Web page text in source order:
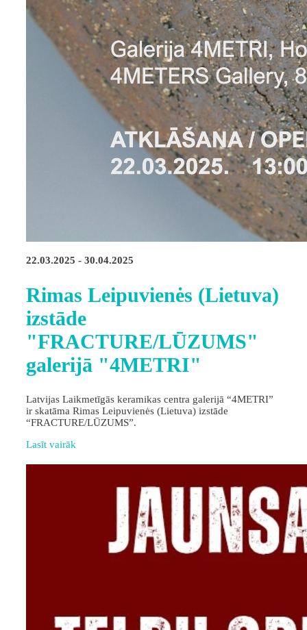
22.03.2025 - 30.04.2025
Rimas Leipuvienės (Lietuva)
izstāde
"FRACTURE/LŪZUMS"
galerijā "4METRI"
Latvijas Laikmetīgās keramikas centra galerijā “4METRI”
ir skatāma Rimas Leipuvienės (Lietuva) izstāde
“FRACTURE/LŪZUMS”.
Lasīt vairāk